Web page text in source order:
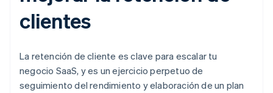
clientes
La retención de cliente es clave para escalar tu
negocio SaaS, y es un ejercicio perpetuo de
seguimiento del rendimiento y elaboración de un plan